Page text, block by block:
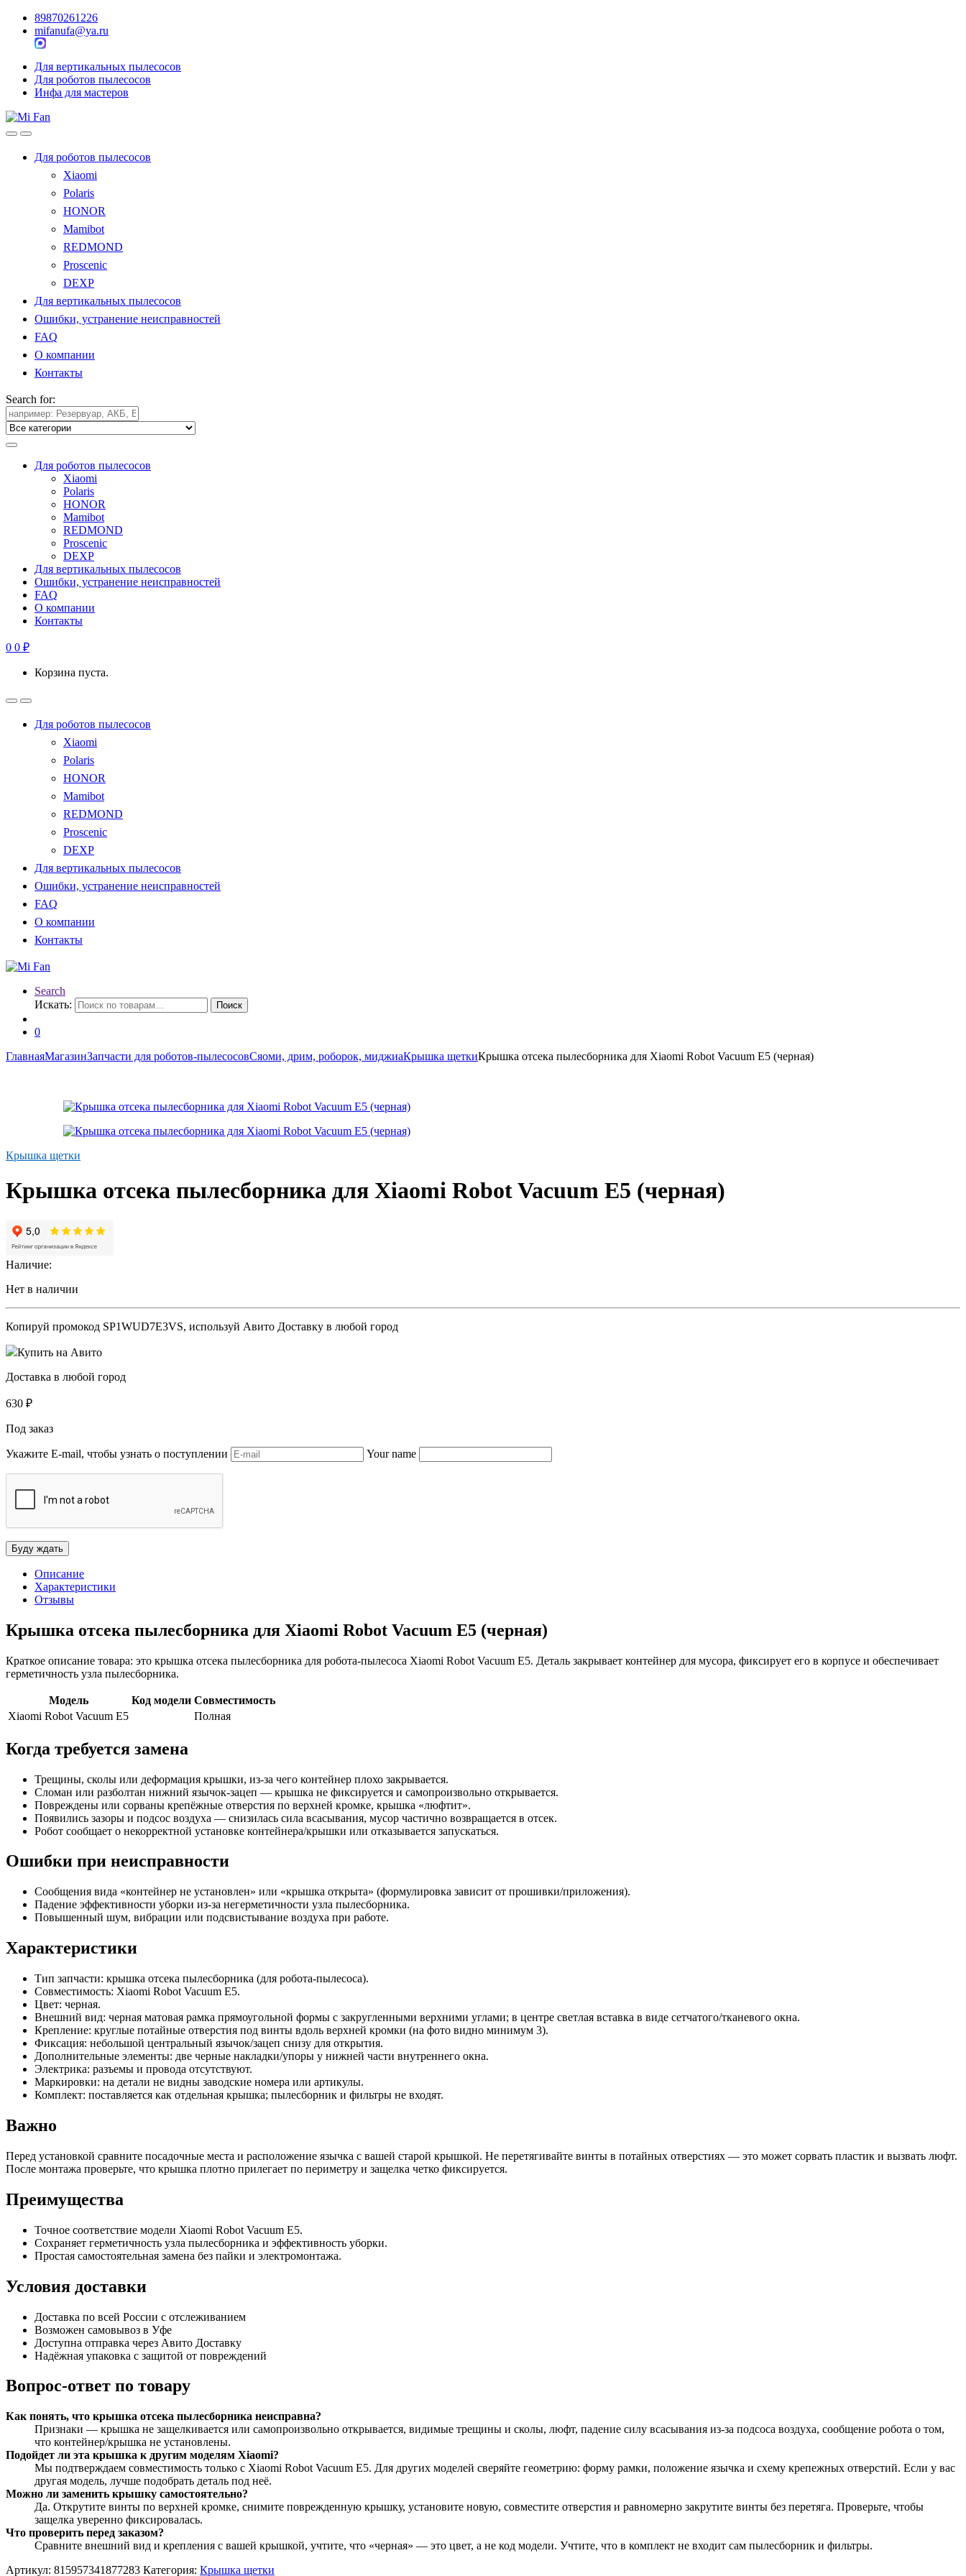
89870261226
mifanufa@ya.ru
Для вертикальных пылесосов
Для роботов пылесосов
Инфа для мастеров
Для роботов пылесосов
Xiaomi
Polaris
HONOR
Mamibot
REDMOND
Proscenic
DEXP
Для вертикальных пылесосов
Ошибки, устранение неисправностей
FAQ
О компании
Контакты
Search for:
Для роботов пылесосов
Xiaomi
Polaris
HONOR
Mamibot
REDMOND
Proscenic
DEXP
Для вертикальных пылесосов
Ошибки, устранение неисправностей
FAQ
О компании
Контакты
0 0 ₽
Корзина пуста.
Для роботов пылесосов
Xiaomi
Polaris
HONOR
Mamibot
REDMOND
Proscenic
DEXP
Для вертикальных пылесосов
Ошибки, устранение неисправностей
FAQ
О компании
Контакты
Search
Искать:
Поиск
0
ГлавнаяМагазинЗапчасти для роботов-пылесосовСяоми, дрим, роборок, миджиаКрышка щеткиКрышка отсека пылесборника для Xiaomi Robot Vacuum E5 (черная)
Крышка щетки
Крышка отсека пылесборника для Xiaomi Robot Vacuum E5 (черная)
Наличие:
Нет в наличии
Копируй промокод SP1WUD7E3VS, используй Авито Доставку в любой город
Купить на Авито
Доставка в любой город
630 ₽
Под заказ
Укажите E-mail, чтобы узнать о поступлении Your name
Описание
Характеристики
Отзывы
Крышка отсека пылесборника для Xiaomi Robot Vacuum E5 (черная)
Краткое описание товара: это крышка отсека пылесборника для робота‑пылесоса Xiaomi Robot Vacuum E5. Деталь закрывает контейнер для мусора, фиксирует его в корпусе и обеспечивает
герметичность узла пылесборника.
Модель Код модели Совместимость
Xiaomi Robot Vacuum E5
Полная
Когда требуется замена
Трещины, сколы или деформация крышки, из-за чего контейнер плохо закрывается.
Сломан или разболтан нижний язычок‑зацеп — крышка не фиксируется и самопроизвольно открывается.
Повреждены или сорваны крепёжные отверстия по верхней кромке, крышка «люфтит».
Появились зазоры и подсос воздуха — снизилась сила всасывания, мусор частично возвращается в отсек.
Робот сообщает о некорректной установке контейнера/крышки или отказывается запускаться.
Ошибки при неисправности
Сообщения вида «контейнер не установлен» или «крышка открыта» (формулировка зависит от прошивки/приложения).
Падение эффективности уборки из‑за негерметичности узла пылесборника.
Повышенный шум, вибрации или подсвистывание воздуха при работе.
Характеристики
Тип запчасти: крышка отсека пылесборника (для робота‑пылесоса).
Совместимость: Xiaomi Robot Vacuum E5.
Цвет: черная.
Внешний вид: черная матовая рамка прямоугольной формы с закругленными верхними углами; в центре светлая вставка в виде сетчатого/тканевого окна.
Крепление: круглые потайные отверстия под винты вдоль верхней кромки (на фото видно минимум 3).
Фиксация: небольшой центральный язычок/зацеп снизу для открытия.
Дополнительные элементы: две черные накладки/упоры у нижней части внутреннего окна.
Электрика: разъемы и провода отсутствуют.
Маркировки: на детали не видны заводские номера или артикулы.
Комплект: поставляется как отдельная крышка; пылесборник и фильтры не входят.
Важно
Перед установкой сравните посадочные места и расположение язычка с вашей старой крышкой. Не перетягивайте винты в потайных отверстиях — это может сорвать пластик и вызвать люфт.
После монтажа проверьте, что крышка плотно прилегает по периметру и защелка четко фиксируется.
Преимущества
Точное соответствие модели Xiaomi Robot Vacuum E5.
Сохраняет герметичность узла пылесборника и эффективность уборки.
Простая самостоятельная замена без пайки и электромонтажа.
Условия доставки
Доставка по всей России с отслеживанием
Возможен самовывоз в Уфе
Доступна отправка через Авито Доставку
Надёжная упаковка с защитой от повреждений
Вопрос-ответ по товару
Как понять, что крышка отсека пылесборника неисправна?
Признаки — крышка не защелкивается или самопроизвольно открывается, видимые трещины и сколы, люфт, падение силу всасывания из‑за подсоса воздуха, сообщение робота о том,
что контейнер/крышка не установлены.
Подойдет ли эта крышка к другим моделям Xiaomi?
Мы подтверждаем совместимость только с Xiaomi Robot Vacuum E5. Для других моделей сверяйте геометрию: форму рамки, положение язычка и схему крепежных отверстий. Если у вас
другая модель, лучше подобрать деталь под неё.
Можно ли заменить крышку самостоятельно?
Да. Открутите винты по верхней кромке, снимите поврежденную крышку, установите новую, совместите отверстия и равномерно закрутите винты без перетяга. Проверьте, чтобы
защелка уверенно фиксировалась.
Что проверить перед заказом?
Сравните внешний вид и крепления с вашей крышкой, учтите, что «черная» — это цвет, а не код модели. Учтите, что в комплект не входит сам пылесборник и фильтры.
Артикул: 815957341877283 Категория: Крышка щетки